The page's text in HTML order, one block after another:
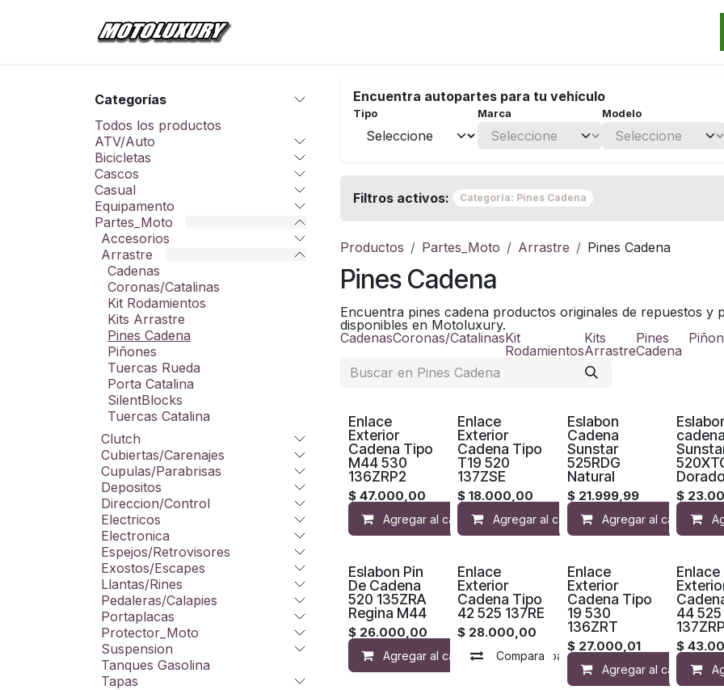
Categorías
Todos los productos
ATV/Auto
Bicicletas
Cascos
Casual
Equipamento
Partes_Moto
Accesorios
Arrastre
Cadenas
Coronas/Catalinas
Kit Rodamientos
Kits Arrastre
Pines Cadena
Piñones
Tuercas Rueda
Porta Catalina
SilentBlocks
Tuercas Catalina
Clutch
Cubiertas/Carenajes
Cupulas/Parabrisas
Depositos
Direccion/Control
Electricos
Electronica
Espejos/Retrovisores
Exostos/Escapes
Llantas/Rines
Pedaleras/Calapies
Portaplacas
Protector_Moto
Suspension
Tanques Gasolina
Tapas
Encuentra autopartes para tu vehículo
Tipo Marca Modelo
Filtros activos: Categoría: Pines Cadena
Productos Partes_Moto Arrastre Pines Cadena
Pines Cadena
Encuentra pines cadena productos originales de repuestos y
disponibles en Motoluxury.
CadenasCoronas/CatalinasKit
Rodamientos
Kits
Arrastre
Pines
Cadena
Enlace
Exterior
Cadena Tipo
M44 530
136ZRP2
$ 47.000,00
Agregar al carrito Agregar a la lista de deseos
Enlace
Exterior
Cadena Tipo
T19 520
137ZSE
$18.000,00
Agregar al carrito Agregar
Eslabon
Cadena
Sunstar
525RDG
Natural
$ 21.999,99
Agregar al carrito
cadena
Dorado
$
Eslabon Pin
De Cadena
520 135ZRA
Regina M44
$ 26.000,00
Agregar al carrito Compara Agregar a la lista
Enlace
Exterior
Cadena Tipo
42 525 137RE
$ 28.000,00
Compara Agregar a la lista de
Enlace
Exterior
Cadena Tipo
19 530
136ZRT
$ 27.000,01
Agregar al carrito
Enlace
44 525
137ZRP
$